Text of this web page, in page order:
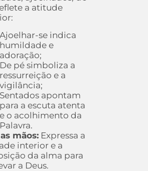
a atitude
Ajoelhar-se indica
humildade e
adoração;
De pé simboliza a
ressurreição e a
vigilância;
Sentados apontam
para a escuta atenta
e o acolhimento da
Palavra.
mãos:Expressa a
interior e a
da alma para
a Deus.